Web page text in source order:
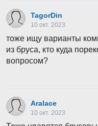
TagorDin
10 окт. 2023
тоже ищу варианты
из бруса, кто куда
вопросом?
Aralace
10 окт. 2023